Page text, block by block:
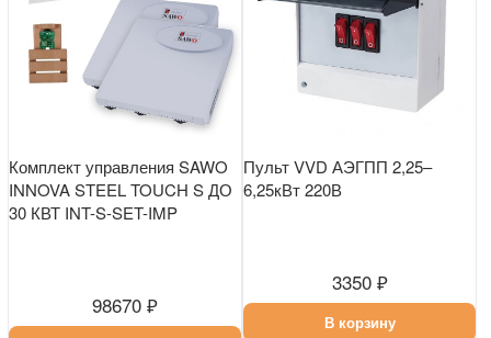
Комплект управления SAWO
INNOVA STEEL TOUCH S ДО
30 КВТ INT-S-SET-IMP
98670 ₽
Пульт VVD АЭГПП 2,25–
6,25кВт 220В
3350 ₽
В корзину